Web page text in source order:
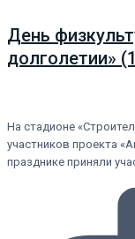
День
долголетии»
На стадионе
участников проекта
празднике приняли